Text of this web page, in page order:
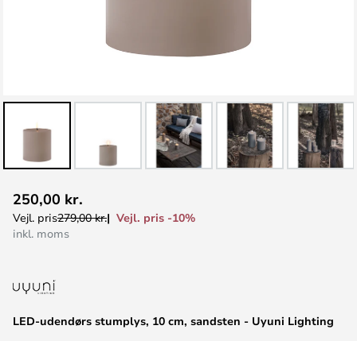
til
starten
LED-udendørs stumplys, 10 cm, sandsten - Uyuni Lighting
250,00 kr.
Vejl. pris279,00 kr.
Vejl. pris -10%
inkl. moms